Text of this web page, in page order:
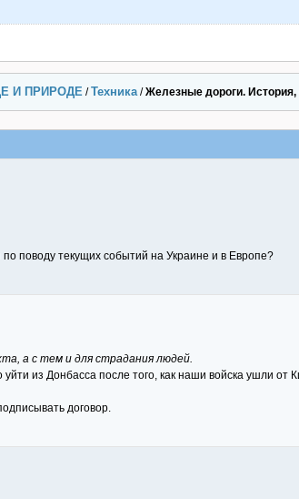
И ПРИРОДЕ /Техника/Железные дороги.
поводу текущих событий на Украине и в Европе?
а с тем и для страдания людей.
из Донбасса после того, как наши войска ушли от
договор.